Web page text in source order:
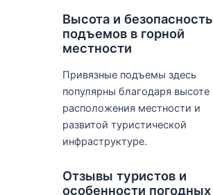
Высота и безопасность
подъемов в горной
местности
Привязные подъемы здесь
популярны благодаря высоте
расположения местности и
развитой туристической
инфраструктуре.
Отзывы туристов и
особенности погодных